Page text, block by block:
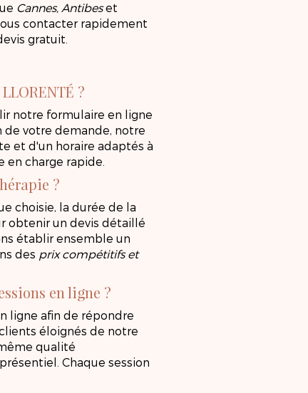
Cannes, Antibeset
contacter rapidement
gratuit.
?
notre formulaire en ligne
votre demande, notre
et d'un horaire adaptés à
en charge rapide.
?
choisie, la durée de la
obtenir un devis détaillé
établir ensemble un
des prix compétitifs et
en ligne ?
ligne afin de répondre
éloignés de notre
qualité
Chaque session